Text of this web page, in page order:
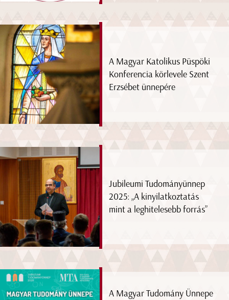
A Magyar Katolikus Püspöki
Konferencia körlevele Szent
Erzsébet ünnepére
Jubileumi Tudományünnep
2025: „A kinyilatkoztatás
mint a leghitelesebb forrás”
A Magyar Tudomány Ünnepe